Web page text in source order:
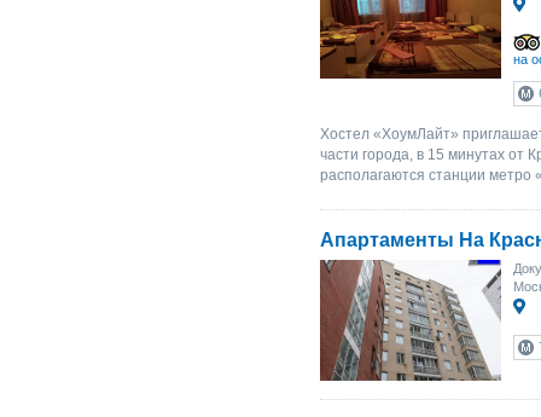
на
Хостел «ХоумЛайт»
части города, в 15 минутах от
располагаются станции метро
Апартаменты На